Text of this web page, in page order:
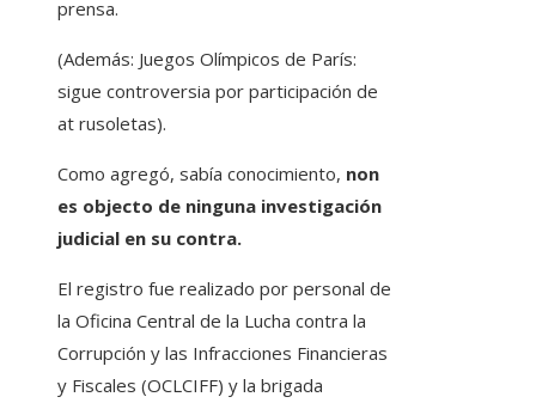
prensa.
(Además: Juegos Olímpicos de París:
sigue controversia por participación de
at rusoletas).
Como agregó, sabía conocimiento, non
es objecto de ninguna investigación
judicial en su contra.
El registro fue realizado por personal de
la Oficina Central de la Lucha contra la
Corrupción y las Infracciones Financieras
y Fiscales (OCLCIFF) y la brigada